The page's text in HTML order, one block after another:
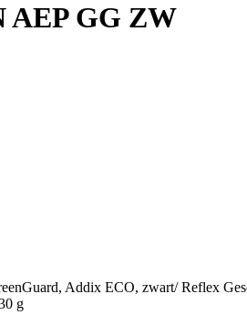
AEP GG ZW
Addix ECO, zwart/ Reflex
g